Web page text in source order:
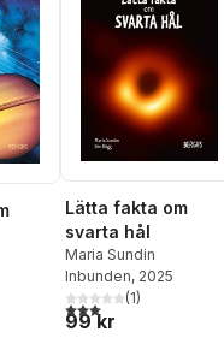
Totalt antal röster:
Lätta fakta om
svarta hål
Maria Sundin
Inbunden, 2025
3,0utav 5 stjärnor.
(1)
99 kr